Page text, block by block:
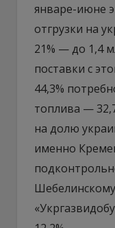
январе-июне
отгрузки на
21% — до 1,4
поставки с
44,3%
топлива —
на долю
именно